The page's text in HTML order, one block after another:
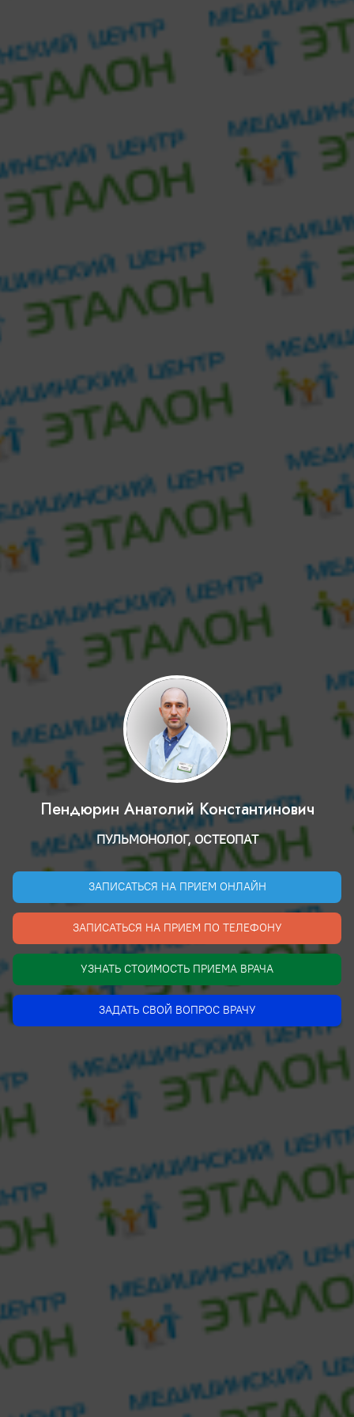
Пендюрин Анатолий Константинович
ПУЛЬМОНОЛОГ, ОСТЕОПАТ
ЗАПИСАТЬСЯ НА ПРИЕМ ОНЛАЙН
ЗАПИСАТЬСЯ НА ПРИЕМ ПО ТЕЛЕФОНУ
УЗНАТЬ СТОИМОСТЬ ПРИЕМА ВРАЧА
ЗАДАТЬ СВОЙ ВОПРОС ВРАЧУ